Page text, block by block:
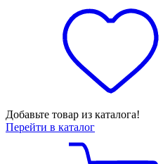
Добавьте товар из каталога!
Перейти в каталог